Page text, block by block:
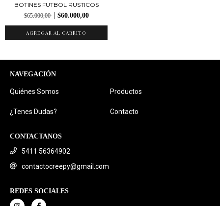
BOTINES FUTBOL RUSTICOS
$65.000,00 $60.000,00
NAVEGACIÓN
Quiénes Somos Productos
¿Tenes Dudas? Contacto
CONTACTANOS
5411 56364902
contactocreepy@gmail.com
REDES SOCIALES